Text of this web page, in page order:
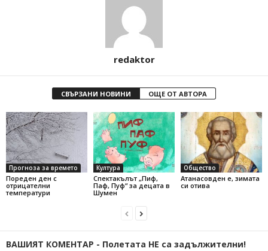
redaktor
СВЪРЗАНИ НОВИНИ ОЩЕ ОТ АВТОРА
Прогноза за времето
Пореден ден с
отрицателни
температури
Култура
Спектакълът „Пиф,
Паф, Пуф“ за децата в
Шумен
Общество
Атанасовден е, зимата
си отива
ВАШИЯТ КОМЕНТАР - Полетата НЕ са задължителни!